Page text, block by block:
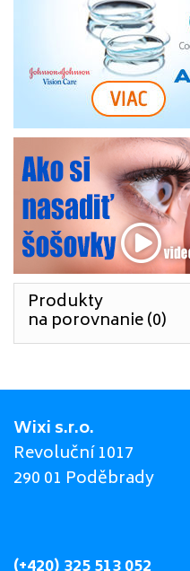
Produkty
na porovnanie (0)
Wixi s.r.o.
Revoluční 1017
290 01 Poděbrady